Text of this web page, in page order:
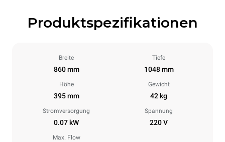
Produktspezifikationen
Breite
860 mm
Tiefe
1048 mm
Höhe
395 mm
Gewicht
42 kg
Stromversorgung
0.07 kW
Spannung
220 V
Max. Flow